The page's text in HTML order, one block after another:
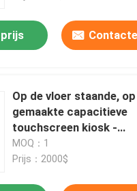
Op de vloer staande,
gemaakte capacitieve
touchscreen kiosk -
zelfbediening digitale
oplossing
MOQ：1
Prijs：2000$